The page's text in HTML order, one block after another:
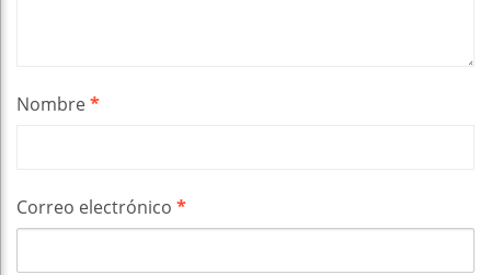
Nombre*
Correo electrónico *